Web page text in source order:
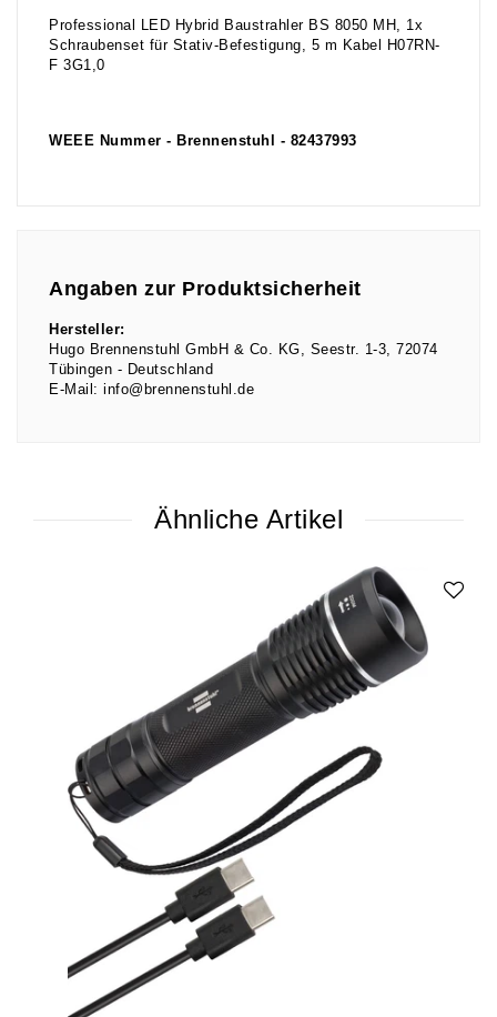
Professional LED Hybrid Baustrahler BS 8050 MH, 1x
Schraubenset für Stativ-Befestigung, 5 m Kabel H07RN-
F 3G1,0
WEEE Nummer - Brennenstuhl - 82437993
Angaben zur Produktsicherheit
Hersteller:
Hugo Brennenstuhl GmbH & Co. KG
Seestr. 1-3
72074
Tübingen
Deutschland
E-Mail: info@brennenstuhl.de
Ähnliche Artikel